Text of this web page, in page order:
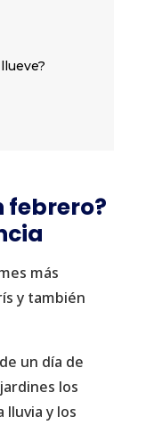
febrero?
más
y también
un día de
los
lluvia y los